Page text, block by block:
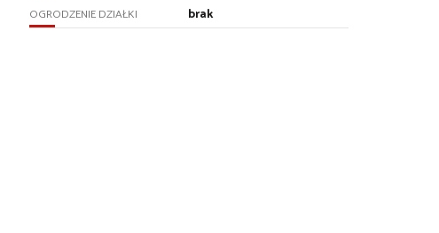
OGRODZENIE DZIAŁKI brak